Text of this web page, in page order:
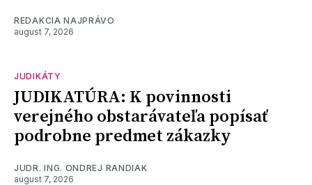
REDAKCIA NAJPRÁVO
august 7, 2026
JUDIKÁTY
JUDIKATÚRA: K povinnosti
verejného obstarávateľa popísať
podrobne predmet zákazky
JUDR. ING. ONDREJ RANDIAK
august 7, 2026